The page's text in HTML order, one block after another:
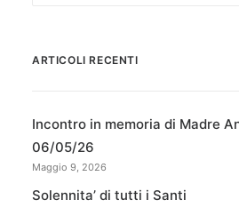
ARTICOLI RECENTI
Incontro in memoria di Madre
06/05/26
Maggio 9, 2026
Solennita’ di tutti i Santi